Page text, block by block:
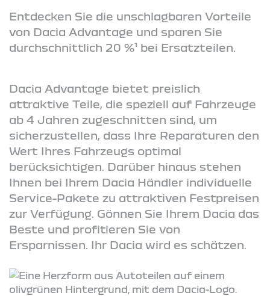
Entdecken Sie die unschlagbaren Vorteile
von Dacia Advantage und sparen Sie
durchschnittlich 20 %¹ bei Ersatzteilen.
Dacia Advantage bietet preislich
attraktive Teile, die speziell auf Fahrzeuge
ab 4 Jahren zugeschnitten sind, um
sicherzustellen, dass Ihre Reparaturen den
Wert Ihres Fahrzeugs optimal
berücksichtigen. Darüber hinaus stehen
Ihnen bei Ihrem Dacia Händler individuelle
Service-Pakete zu attraktiven Festpreisen
zur Verfügung. Gönnen Sie Ihrem Dacia das
Beste und profitieren Sie von
Ersparnissen. Ihr Dacia wird es schätzen.